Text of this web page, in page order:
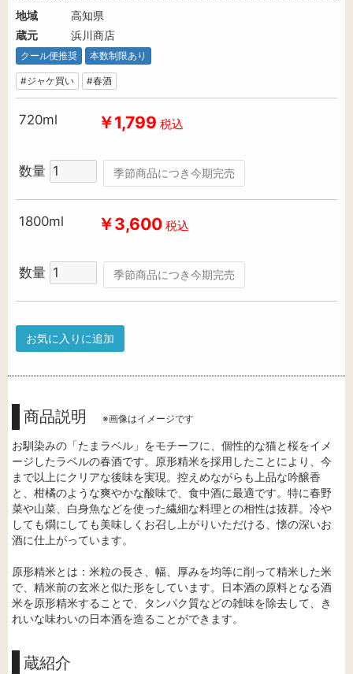
地域
高知県
蔵元
浜川商店
クール便推奨 本数制限あり
#ジャケ買い #春酒
720ml ￥1,799 税込
数量 季節商品につき今期完売
1800ml ￥3,600 税込
数量 季節商品につき今期完売
お気に入りに追加
商品説明 ※画像はイメージです
お馴染みの「たまラベル」をモチーフに、個性的な猫と桜をイメ
ージしたラベルの春酒です。原形精米を採用したことにより、今
まで以上にクリアな後味を実現。控えめながらも上品な吟醸香
と、柑橘のような爽やかな酸味で、食中酒に最適です。特に春野
菜や山菜、白身魚などを使った繊細な料理との相性は抜群。冷や
しても燗にしても美味しくお召し上がりいただける、懐の深いお
酒に仕上がっています。
原形精米とは：米粒の長さ、幅、厚みを均等に削って精米した米
で、精米前の玄米と似た形をしています。日本酒の原料となる酒
米を原形精米することで、タンパク質などの雑味を除去して、き
れいな味わいの日本酒を造ることができます。
蔵紹介